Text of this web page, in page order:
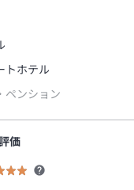
トホテル
ペンション
価